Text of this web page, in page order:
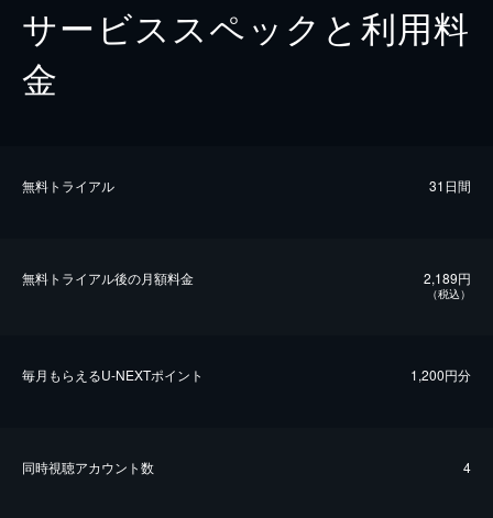
サービススペックと利用料
金
無料トライアル 31日間
無料トライアル後の⽉額料金 2,189円
（税込）
毎⽉もらえるU-NEXTポイント 1,200円分
同時視聴アカウント数 4